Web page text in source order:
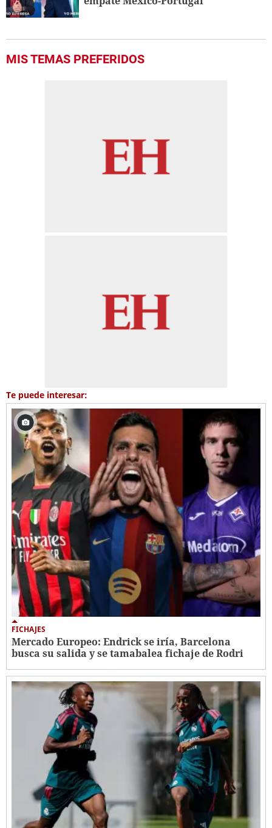
MIS TEMAS PREFERIDOS
Te puede interesar:
FICHAJES
Mercado Europeo: Endrick se iría, Barcelona
busca su salida y se tamabalea fichaje de Rodri